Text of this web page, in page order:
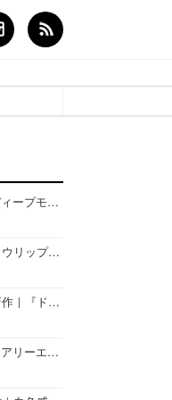
ニベア26年秋新作コスメ｜ディープモイスチャーリップの美容液タイプや2in1ボディクリームスクラブも
オペラ2026年秋新作｜『グロウリップティント』の新色・限定色はローズジャムカラー♡全4色をレビュー
ジルスチュアート2026年秋新作｜『ドレスドブルーム アイズ』新色や限定ハイライト・リップをレビュー
キャンメイク26年秋新作｜エアリーエクステンションライナー＆カールスナイパーマスカラ新色をレビュー